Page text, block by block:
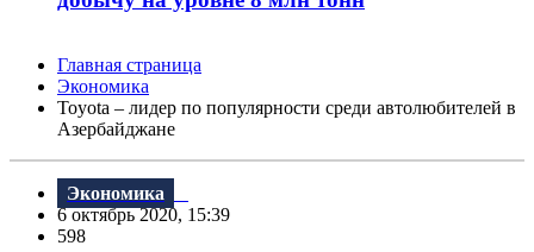
Главная страница
Экономика
Toyota – лидер по популярности среди автолюбителей в
Азербайджане
Экономика
6 октябрь 2020, 15:39
598